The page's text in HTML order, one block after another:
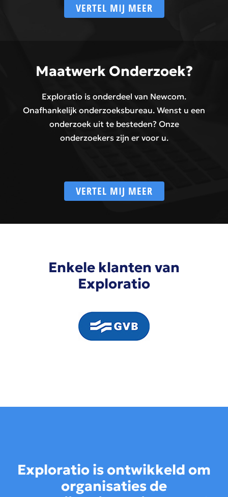
VERTEL MIJ MEER
Maatwerk Onderzoek?
Exploratio is onderdeel van Newcom.
Onafhankelijk onderzoeksbureau. Wenst u een
onderzoek uit te besteden? Onze
onderzoekers zijn er voor u.
VERTEL MIJ MEER
Enkele klanten van
Exploratio
Exploratio is ontwikkeld om
organisaties de